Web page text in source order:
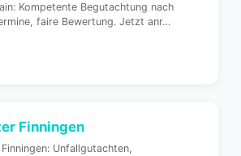
Kompetente Begutachtung nach
faire Bewertung. Jetzt anr…
Finningen
Unfallgutachten,